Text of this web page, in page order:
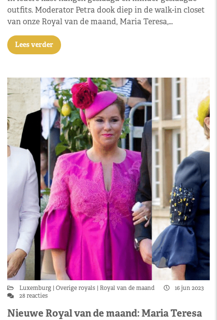
outfits. Moderator Petra dook diep in de walk-in closet
van onze Royal van de maand, Maria Teresa,…
Lees verder
Luxemburg Overige royals Royal van de maand
16 jun 2023
28 reacties
Nieuwe Royal van de maand: Maria Teresa